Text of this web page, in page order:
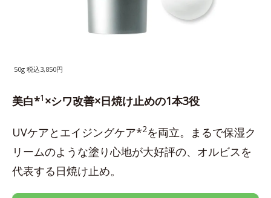
50g 税込3,850円
美白*1 ×シワ改善×日焼け止めの1本3役
UVケアとエイジングケア*2を両立。まるで保湿ク
リームのような塗り心地が大好評の、オルビスを
代表する日焼け止め。